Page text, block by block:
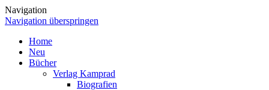
Navigation
Navigation überspringen
Home
Neu
Bücher
Verlag Kamprad
Biografien